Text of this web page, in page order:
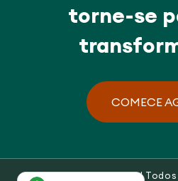
torne-se
COMECE
© 2026 A Onda Verde |